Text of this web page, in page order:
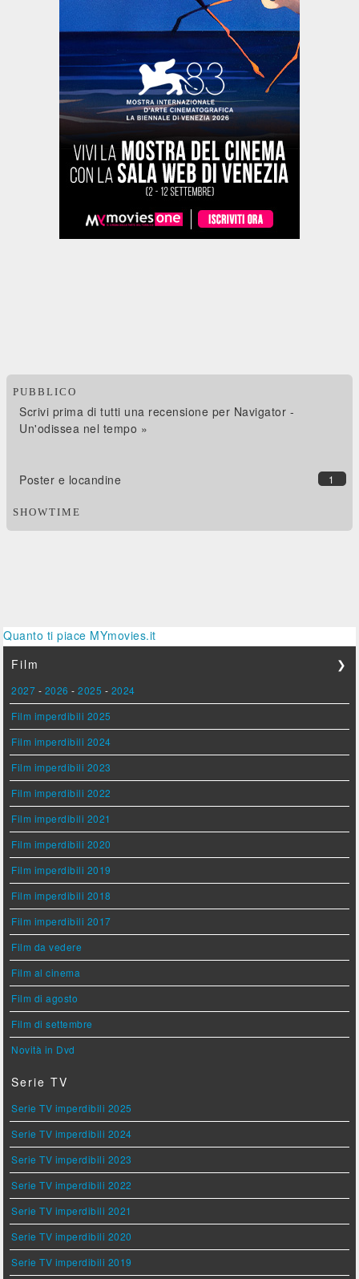
PUBBLICO
Scrivi prima di tutti una recensione per Navigator -
Un'odissea nel tempo »
1
Poster e locandine
SHOWTIME
Quanto ti piace MYmovies.it
Film
❯
2027 - 2026 -2025 - 2024
Film imperdibili 2025
Film imperdibili 2024
Film imperdibili 2023
Film imperdibili 2022
Film imperdibili 2021
Film imperdibili 2020
Film imperdibili 2019
Film imperdibili 2018
Film imperdibili 2017
Film da vedere
Film al cinema
Film di agosto
Film di settembre
Novità in Dvd
Serie TV
Serie TV imperdibili 2025
Serie TV imperdibili 2024
Serie TV imperdibili 2023
Serie TV imperdibili 2022
Serie TV imperdibili 2021
Serie TV imperdibili 2020
Serie TV imperdibili 2019